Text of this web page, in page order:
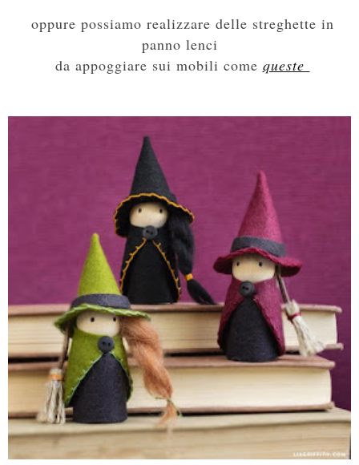
oppure possiamo realizzare delle streghette in
panno lenci
da appoggiare sui mobili come queste